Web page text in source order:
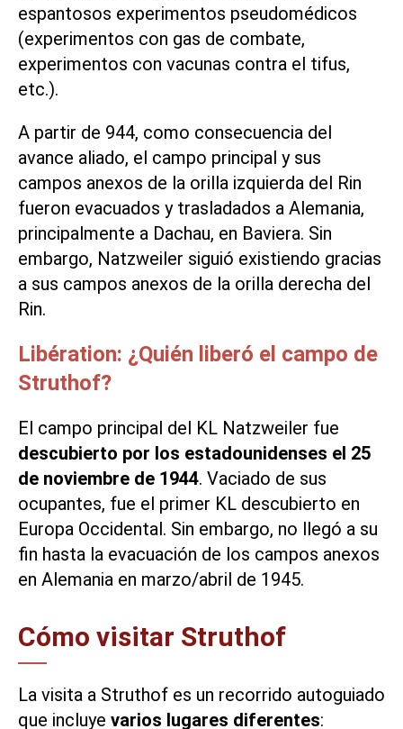
espantosos experimentos pseudomédicos
(experimentos con gas de combate,
experimentos con vacunas contra el tifus,
etc.).
A partir de 944, como consecuencia del
avance aliado, el campo principal y sus
campos anexos de la orilla izquierda del Rin
fueron evacuados y trasladados a Alemania,
principalmente a Dachau, en Baviera. Sin
embargo, Natzweiler siguió existiendo gracias
a sus campos anexos de la orilla derecha del
Rin.
Libération: ¿Quién liberó el campo de
Struthof?
El campo principal del KL Natzweiler fue
descubierto por los estadounidenses el 25
de noviembre de 1944. Vaciado de sus
ocupantes, fue el primer KL descubierto en
Europa Occidental. Sin embargo, no llegó a su
fin hasta la evacuación de los campos anexos
en Alemania en marzo/abril de 1945.
Cómo visitar Struthof
La visita a Struthof es un recorrido autoguiado
que incluye varios lugares diferentes: